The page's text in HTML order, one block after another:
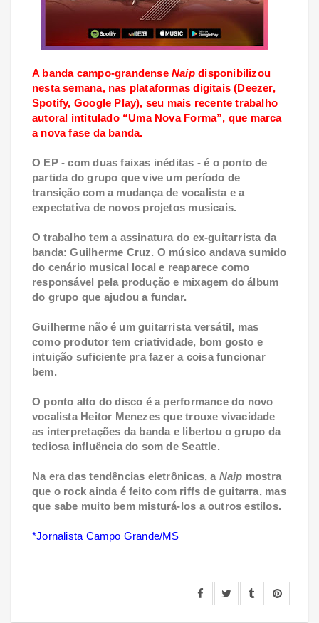
A banda campo-grandenseNaipdisponibilizou
nesta semana, nas plataformas digitais (Deezer,
Spotify, Google Play), seu mais recente trabalho
autoral intitulado “Uma Nova Forma”, que marca
a nova fase da banda.
O EP - com duas faixas inéditas - é o ponto de
partida do grupo que vive um período de
transição com a mudança de vocalista e a
expectativa de novos projetos musicais.
O trabalho tem a assinatura do ex-guitarrista da
banda: Guilherme Cruz. O músico andava sumido
do cenário musical local e reaparece como
responsável pela produção e mixagem do álbum
do grupo que ajudou a fundar.
Guilherme não é um guitarrista versátil, mas
como produtor tem criatividade, bom gosto e
intuição suficiente pra fazer a coisa funcionar
bem.
O ponto alto do disco é a performance do novo
vocalista Heitor Menezes que trouxe vivacidade
as interpretações da banda e libertou o grupo da
tediosa influência do som de Seattle.
Na era das tendências eletrônicas, a Naip mostra
que o rock ainda é feito com riffs de guitarra, mas
que sabe muito bem misturá-los a outros estilos.
*Jornalista Campo Grande/MS